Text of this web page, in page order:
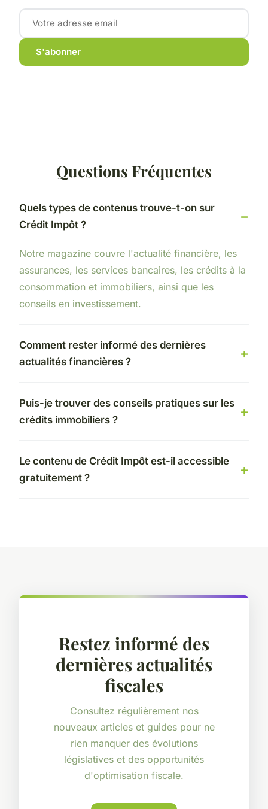
S'abonner
Questions Fréquentes
Quels types de contenus trouve-t-on sur
Crédit Impôt ?
Notre magazine couvre l'actualité financière, les
assurances, les services bancaires, les crédits à la
consommation et immobiliers, ainsi que les
conseils en investissement.
Comment rester informé des dernières
actualités financières ?
Puis-je trouver des conseils pratiques sur les
crédits immobiliers ?
Le contenu de Crédit Impôt est-il accessible
gratuitement ?
Restez informé des
dernières actualités
fiscales
Consultez régulièrement nos
nouveaux articles et guides pour ne
rien manquer des évolutions
législatives et des opportunités
d'optimisation fiscale.